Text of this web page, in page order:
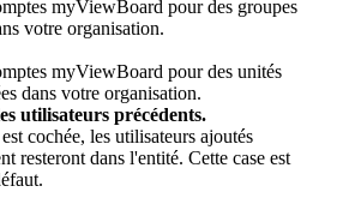
myViewBoard pour des groupes
votre organisation.
myViewBoard pour des unités
dans votre organisation.
utilisateurs précédents.
cochée, les utilisateurs ajoutés
resteront dans l'entité. Cette case est